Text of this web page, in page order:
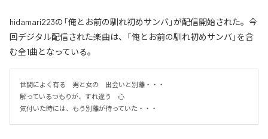
hidamari223の「俺とお前の馴れ初めサンバ」が配信開始された。今
回デジタル配信された楽曲は、「俺とお前の馴れ初めサンバ」を含
む全1曲となっている。
世間によく有る　男と女の　出会いと別離・・・
解っているつもりが、すれ違う　心
気付いた時には、もう別離が待っていた・・・